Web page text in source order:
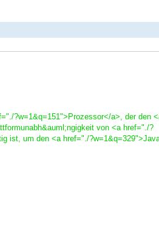
?w=1&q=151">Prozessor</a>, der den
von <a href="./?
ist, um den <a href="./